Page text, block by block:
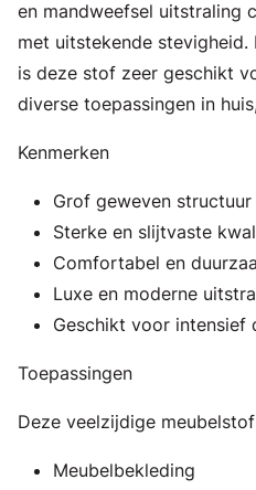
en mandweefsel uitstraling
met uitstekende
is deze stof zeer geschikt
diverse toepassingen in
Kenmerken
Grof geweven
Sterke en slijtvaste
Comfortabel en
Luxe en moderne
Geschikt voor intensief
Toepassingen
Deze veelzijdige
Meubelbekleding